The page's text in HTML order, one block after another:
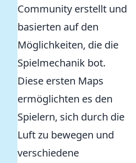
Community erstellt und
basierten auf den
Möglichkeiten, die die
Spielmechanik bot.
Diese ersten Maps
ermöglichten es den
Spielern, sich durch die
Luft zu bewegen und
verschiedene